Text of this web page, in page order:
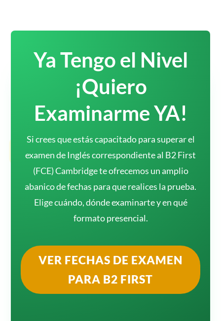
Ya Tengo el Nivel
¡Quiero
Examinarme YA!
Si crees que estás capacitado para superar el
examen de Inglés correspondiente al B2 First
(FCE) Cambridge te ofrecemos un amplio
abanico de fechas para que realices la prueba.
Elige cuándo, dónde examinarte y en qué
formato presencial.
VER FECHAS DE EXAMEN
PARA B2 FIRST